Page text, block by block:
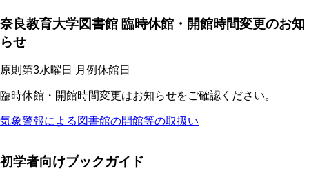
奈良教育大学図書館 臨時休館・開館時間変更のお知
らせ
原則第3水曜日 月例休館日
臨時休館・開館時間変更はお知らせをご確認ください。
気象警報による図書館の開館等の取扱い
初学者向けブックガイド